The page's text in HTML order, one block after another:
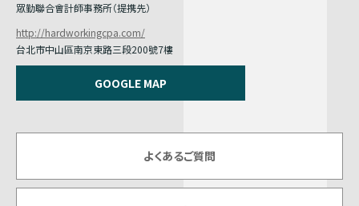
眾勤聯合會計師事務所（提携先）
http://hardworkingcpa.com/
台北市中山區南京東路三段200號7樓
GOOGLE MAP
よくあるご質問